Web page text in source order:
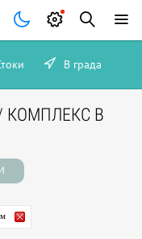
В града
КОМПЛЕКС В